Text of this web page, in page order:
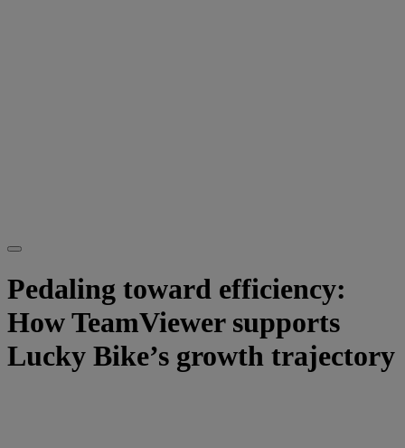
Pedaling toward efficiency:
How TeamViewer supports
Lucky Bike’s growth trajectory